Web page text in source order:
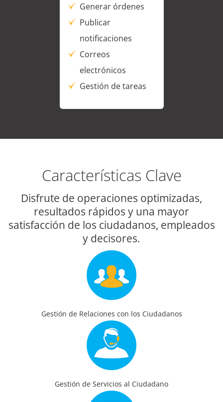
Generar órdenes
Publicar
notificaciones
Correos
electrónicos
Gestión de tareas
Características Clave
Disfrute de operaciones optimizadas,
resultados rápidos y una mayor
satisfacción de los ciudadanos, empleados
y decisores.
Gestión de Relaciones con los Ciudadanos
Gestión de Servicios al Ciudadano